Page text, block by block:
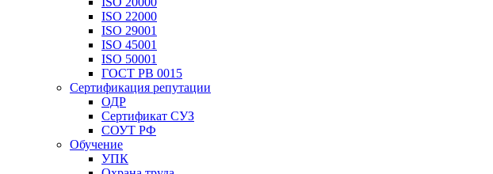
ISO 22000
ISO 29001
ISO 45001
ISO 50001
ГОСТ РВ 0015
Сертификация репутации
ОДР
Сертификат СУЗ
СОУТ РФ
Обучение
УПК